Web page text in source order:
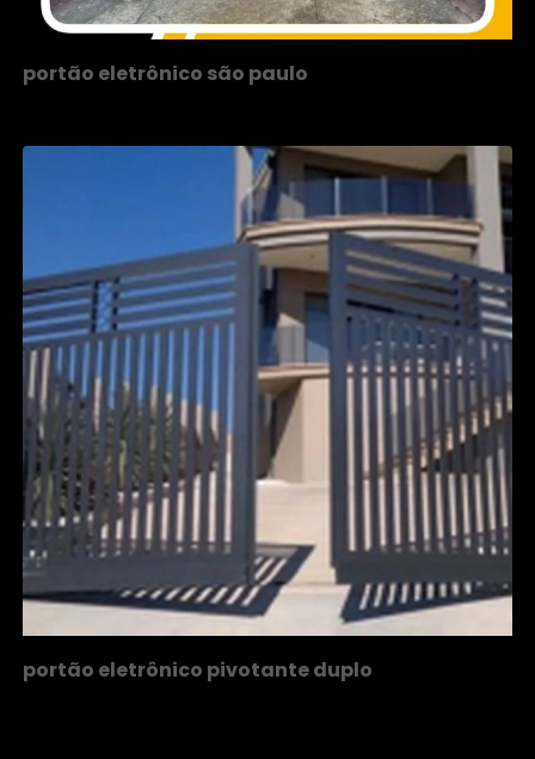
portão eletrônico são paulo
portão eletrônico pivotante duplo